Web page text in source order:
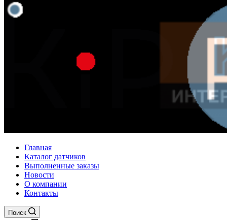
Главная
Каталог датчиков
Выполненные заказы
Новости
О компании
Контакты
Поиск